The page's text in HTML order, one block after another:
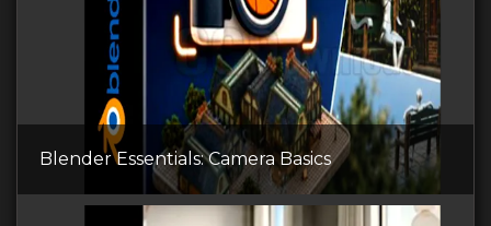
Blender Essentials: Camera Basics